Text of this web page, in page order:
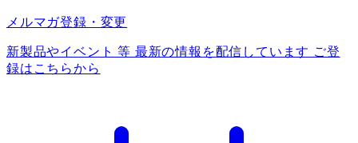
メルマガ登録・変更
新製品やイベント 等 最新の情報を配信しています ご登
録はこちらから